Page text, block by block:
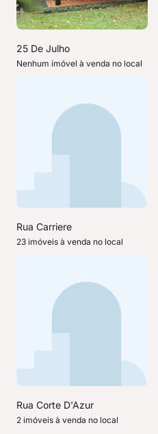
25 De Julho
Nenhum imóvel à venda no local
Rua Carriere
23 imóveis à venda no local
Rua Corte D'Azur
2 imóveis à venda no local